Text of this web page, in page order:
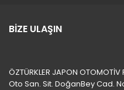
BİZE ULAŞIN
ÖZTÜRKLER JAPON
Oto San. Sit. DoğanBey Cad.